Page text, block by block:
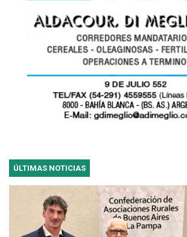
ÚLTIMAS NOTICIAS